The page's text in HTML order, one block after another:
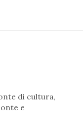
di cultura,
e